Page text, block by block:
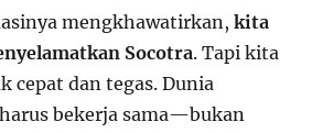
mengkhawatirkan,kita
Socotra. Tapi kita
cepat dan tegas. Dunia
bekerja sama—bukan